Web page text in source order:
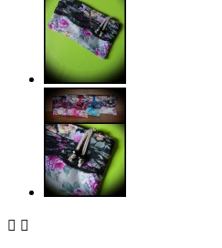
 